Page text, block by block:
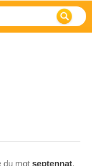
du mot septennat,